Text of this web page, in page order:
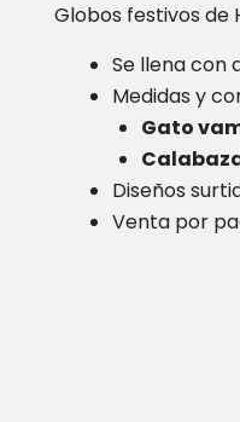
Globos festivos de
Se llena con
Medidas y
Gato
Diseños
Venta por